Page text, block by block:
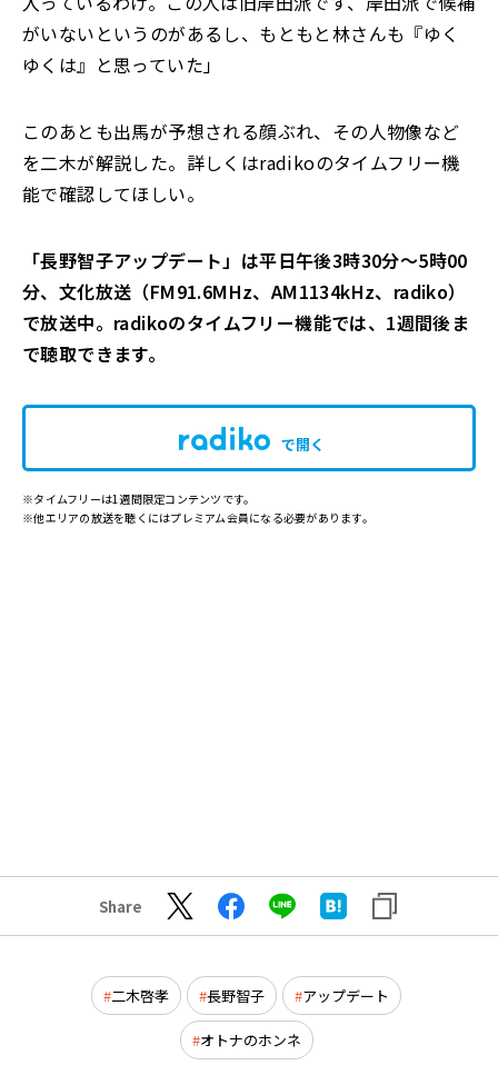
がいないというのがあるし、もともと林さんも『ゆく
ゆくは』と思っていた」
このあとも出馬が予想される顔ぶれ、その人物像など
を二木が解説した。詳しくはradikoのタイムフリー機
能で確認してほしい。
「長野智子アップデート」は平日午後3時30分～5時00
分、文化放送（FM91.6MHz、AM1134kHz、radiko）
で放送中。radikoのタイムフリー機能では、1週間後ま
で聴取できます。
で開く
※タイムフリーは1週間限定コンテンツです。
※他エリアの放送を聴くにはプレミアム会員になる必要があります。
Share
二木啓孝 長野智子 アップデート
オトナのホンネ